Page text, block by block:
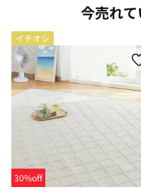
今売れ
イチオシ
30%off